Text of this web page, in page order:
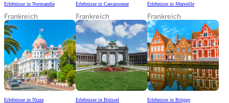
Erlebnisse in Normandie
Frankreich
Erlebnisse in Carcassonne
Frankreich
Erlebnisse in Marseille
Frankreich
Erlebnisse in Nizza Erlebnisse in Brüssel Erlebnisse in Brügge